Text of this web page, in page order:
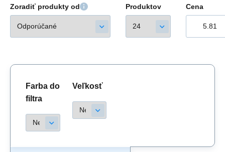
Zoradiť produkty od Produktov Cena
Farba do
filtra
Veľkosť